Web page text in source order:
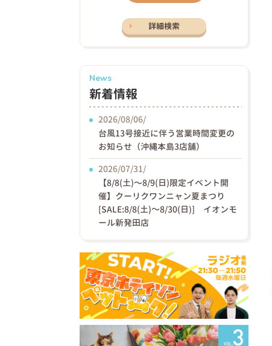
詳細検索
News
新着情報
2026/08/06/
台風13号接近に伴う営業時間変更の
お知らせ（沖縄本島3店舗）
2026/07/31/
【8/8(土)〜8/9(日)限定イベント開
催】クーリクワンニャン夏まつり
[SALE:8/8(土)～8/30(日)] イオンモ
ール新発田店